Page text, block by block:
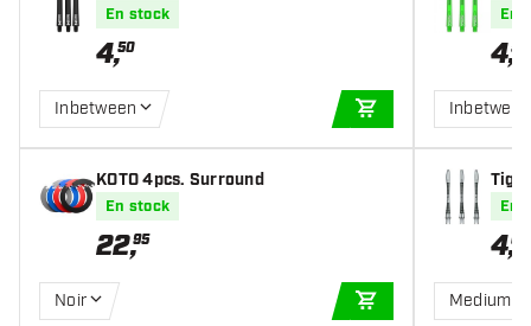
ldEn stock
4,50
Inbetween
AJOUTER AU
KOTO 4pcs. Surround
En stock
22,95
Noir
AJOUTER AU
en
En
4,50
Inbetween
En
4,00
Medium